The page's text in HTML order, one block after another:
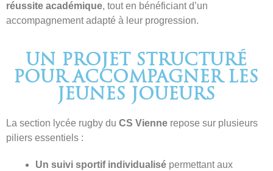
réussite académique, tout en bénéficiant d’un
accompagnement adapté à leur progression.
UN PROJET STRUCTURÉ
POUR ACCOMPAGNER LES
JEUNES JOUEURS
La section lycée rugby du CS Vienne repose sur plusieurs
piliers essentiels :
Un suivi sportif individualisé permettant aux